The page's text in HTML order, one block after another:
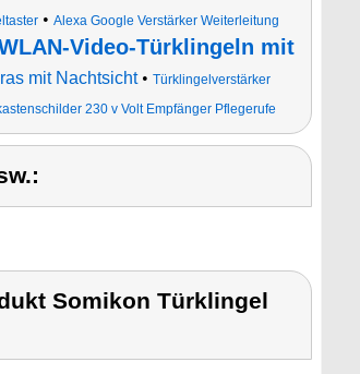
• Alexa Google Verstärker Weiterleitung
Video-Türklingeln mit
mit Nachtsicht• Türklingelverstärker
230 v Volt Empfänger Pflegerufe
Somikon Türklingel